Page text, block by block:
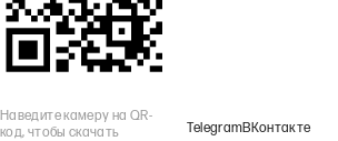
Наведите камеру на QR-
код, чтобы скачать
TelegramВКонтакте